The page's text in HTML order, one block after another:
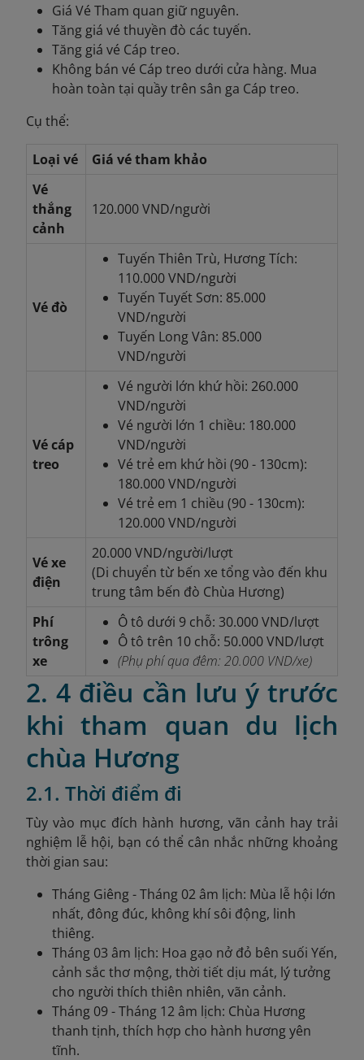
Giá Vé Tham quan giữ nguyên.
Tăng giá vé thuyền đò các tuyến.
Tăng giá vé Cáp treo.
Không bán vé Cáp treo dưới cửa hàng. Mua
hoàn toàn tại quầy trên sân ga Cáp treo.
Cụ thể:
Loại vé
Giá vé tham khảo
Vé
thắng
cảnh
120.000 VND/người
Vé đò
Tuyến Thiên Trù, Hương Tích:
110.000 VND/người
Tuyến Tuyết Sơn: 85.000
VND/người
Tuyến Long Vân: 85.000
VND/người
Vé cáp
treo
Vé người lớn khứ hồi: 260.000
VND/người
Vé người lớn 1 chiều: 180.000
VND/người
Vé trẻ em khứ hồi (90 - 130cm):
180.000 VND/người
Vé trẻ em 1 chiều (90 - 130cm):
120.000 VND/người
Vé xe
điện
20.000 VND/người/lượt
(Di chuyển từ bến xe tổng vào đến khu
trung tâm bến đò Chùa Hương)
Phí
trông
xe
Ô tô dưới 9 chỗ: 30.000 VND/lượt
Ô tô trên 10 chỗ: 50.000 VND/lượt
(Phụ phí qua đêm: 20.000 VND/xe)
2. 4 điều cần lưu ý trước
khi tham quan du lịch
chùa Hương
2.1. Thời điểm đi
Tùy vào mục đích hành hương, vãn cảnh hay trải
nghiệm lễ hội, bạn có thể cân nhắc những khoảng
thời gian sau:
Tháng Giêng - Tháng 02 âm lịch: Mùa lễ hội lớn
nhất, đông đúc, không khí sôi động, linh
thiêng.
Tháng 03 âm lịch: Hoa gạo nở đỏ bên suối Yến,
cảnh sắc thơ mộng, thời tiết dịu mát, lý tưởng
cho người thích thiên nhiên, vãn cảnh.
Tháng 09 - Tháng 12 âm lịch: Chùa Hương
thanh tịnh, thích hợp cho hành hương yên
tĩnh.